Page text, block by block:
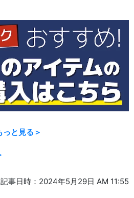
と見る＞
記事日時：2024年5月29日 AM 11:55